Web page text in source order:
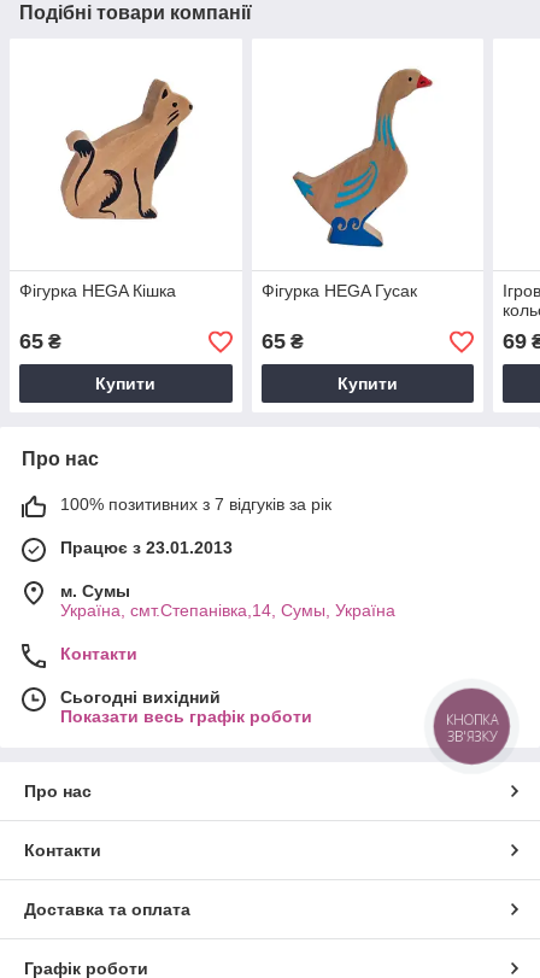
Подібні товари компанії
Фігурка HEGA Кішка
65 ₴
Купити
Фігурка HEGA Гусак
65₴
Купити
69
Про нас
100% позитивних з 7 відгуків за рік
Працює з 23.01.2013
м. Cумы
Україна, смт.Степанівка,14, Cумы, Україна
Контакти
Сьогодні вихідний
Показати весь графік роботи
Про нас
Контакти
Доставка та оплата
Графік роботи
КНОПКА
ЗВ'ЯЗКУ